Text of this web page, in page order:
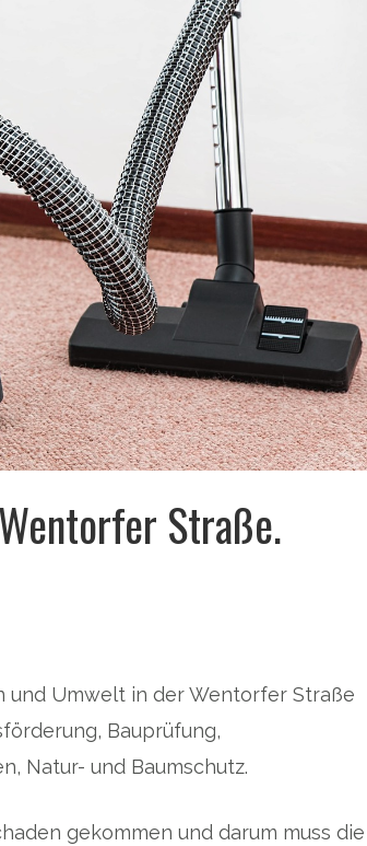
Straße.
und Umwelt in der Wentorfer Straße
Bauprüfung,
Natur- und Baumschutz.
gekommen und darum muss die